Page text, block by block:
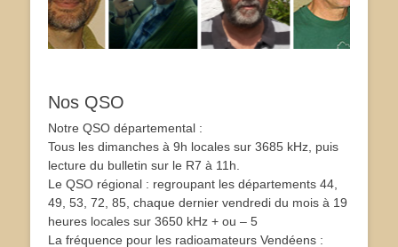
Nos QSO
Notre QSO départemental :
Tous les dimanches à 9h locales sur 3685 kHz, puis
lecture du bulletin sur le R7 à 11h.
Le QSO régional : regroupant les départements 44,
49, 53, 72, 85, chaque dernier vendredi du mois à 19
heures locales sur 3650 kHz + ou – 5
La fréquence pour les radioamateurs Vendéens :